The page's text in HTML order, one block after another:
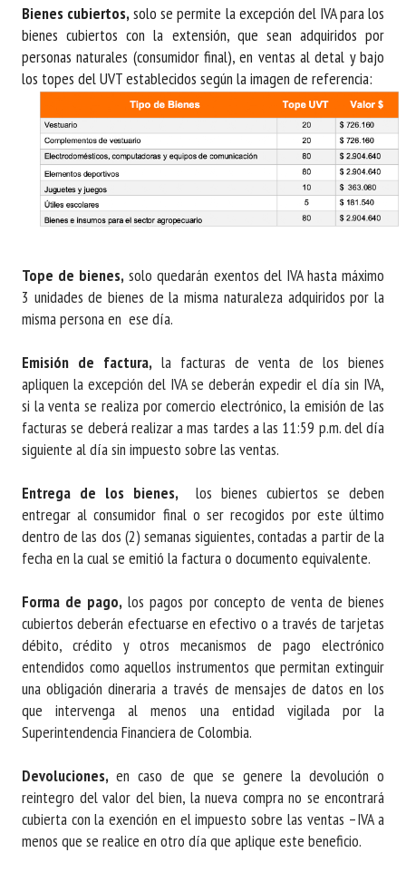
Bienes cubiertos, solo se permite la excepción del IVA para los
bienes cubiertos con la extensión, que sean adquiridos por
personas naturales (consumidor final), en ventas al detal y bajo
los topes del UVT establecidos según la imagen de referencia:
Tope de bienes, solo quedarán exentos del IVA hasta máximo
3 unidades de bienes de la misma naturaleza adquiridos por la
misma persona en ese día.
Emisión de factura, la facturas de venta de los bienes
apliquen la excepción del IVA se deberán expedir el día sin IVA,
si la venta se realiza por comercio electrónico, la emisión de las
facturas se deberá realizar a mas tardes a las 11:59 p.m. del día
siguiente al día sin impuesto sobre las ventas.
Entrega de los bienes,
los bienes cubiertos se deben
entregar al consumidor final o ser recogidos por este último
dentro de las dos (2) semanas siguientes, contadas a partir de la
fecha en la cual se emitió la factura o documento equivalente.
Forma de pago, los pagos por concepto de venta de bienes
cubiertos deberán efectuarse en efectivo o a través de tarjetas
débito, crédito y otros mecanismos de pago electrónico
entendidos como aquellos instrumentos que permitan extinguir
una obligación dineraria a través de mensajes de datos en los
que intervenga al menos una entidad vigilada por la
Superintendencia Financiera de Colombia.
Devoluciones, en caso de que se genere la devolución o
reintegro del valor del bien, la nueva compra no se encontrará
cubierta con la exención en el impuesto sobre las ventas –IVA a
menos que se realice en otro día que aplique este beneficio.